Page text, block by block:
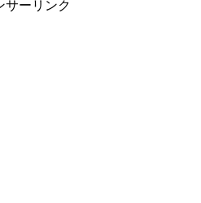
サーリンク